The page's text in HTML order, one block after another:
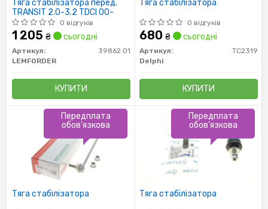
Тяга стабілізатора перед.
TRANSIT 2.0-3.2 TDCI 00-
0 відгуків
1 205 ₴ сьогодні
Артикул:
39862 01
LEMFORDER
КУПИТИ
Тяга стабілізатора
0 відгуків
680 ₴ сьогодні
Артикул:
TC2319
Delphi
КУПИТИ
Тяга стабілізатора
Передплата
обов'язкова
Тяга стабілізатора
Передплата
обов'язкова